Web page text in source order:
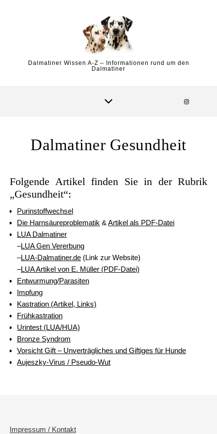
Dalmatiner Wissen A-Z – Informationen rund um den
Dalmatiner
Dalmatiner Gesundheit
Folgende Artikel finden Sie in der Rubrik
„Gesundheit“:
Purinstoffwechsel
Die Harnsäureproblematik & Artikel als PDF-Datei
LUA Dalmatiner
–LUA Gen Vererbung
–LUA-Dalmatiner.de (Link zur Website)
–LUA Artikel von E. Müller (PDF-Datei)
Entwurmung/Parasiten
Impfung
Kastration (Artikel, Links)
Frühkastration
Urintest (LUA/HUA)
Bronze Syndrom
Vorsicht Gift – Unverträgliches und Giftiges für Hunde
Aujeszky-Virus / Pseudo-Wut
Impressum / Kontakt